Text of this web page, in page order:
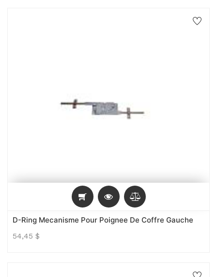
D-Ring Mecanisme Pour Poignee De Coffre Gauche
54,45 $